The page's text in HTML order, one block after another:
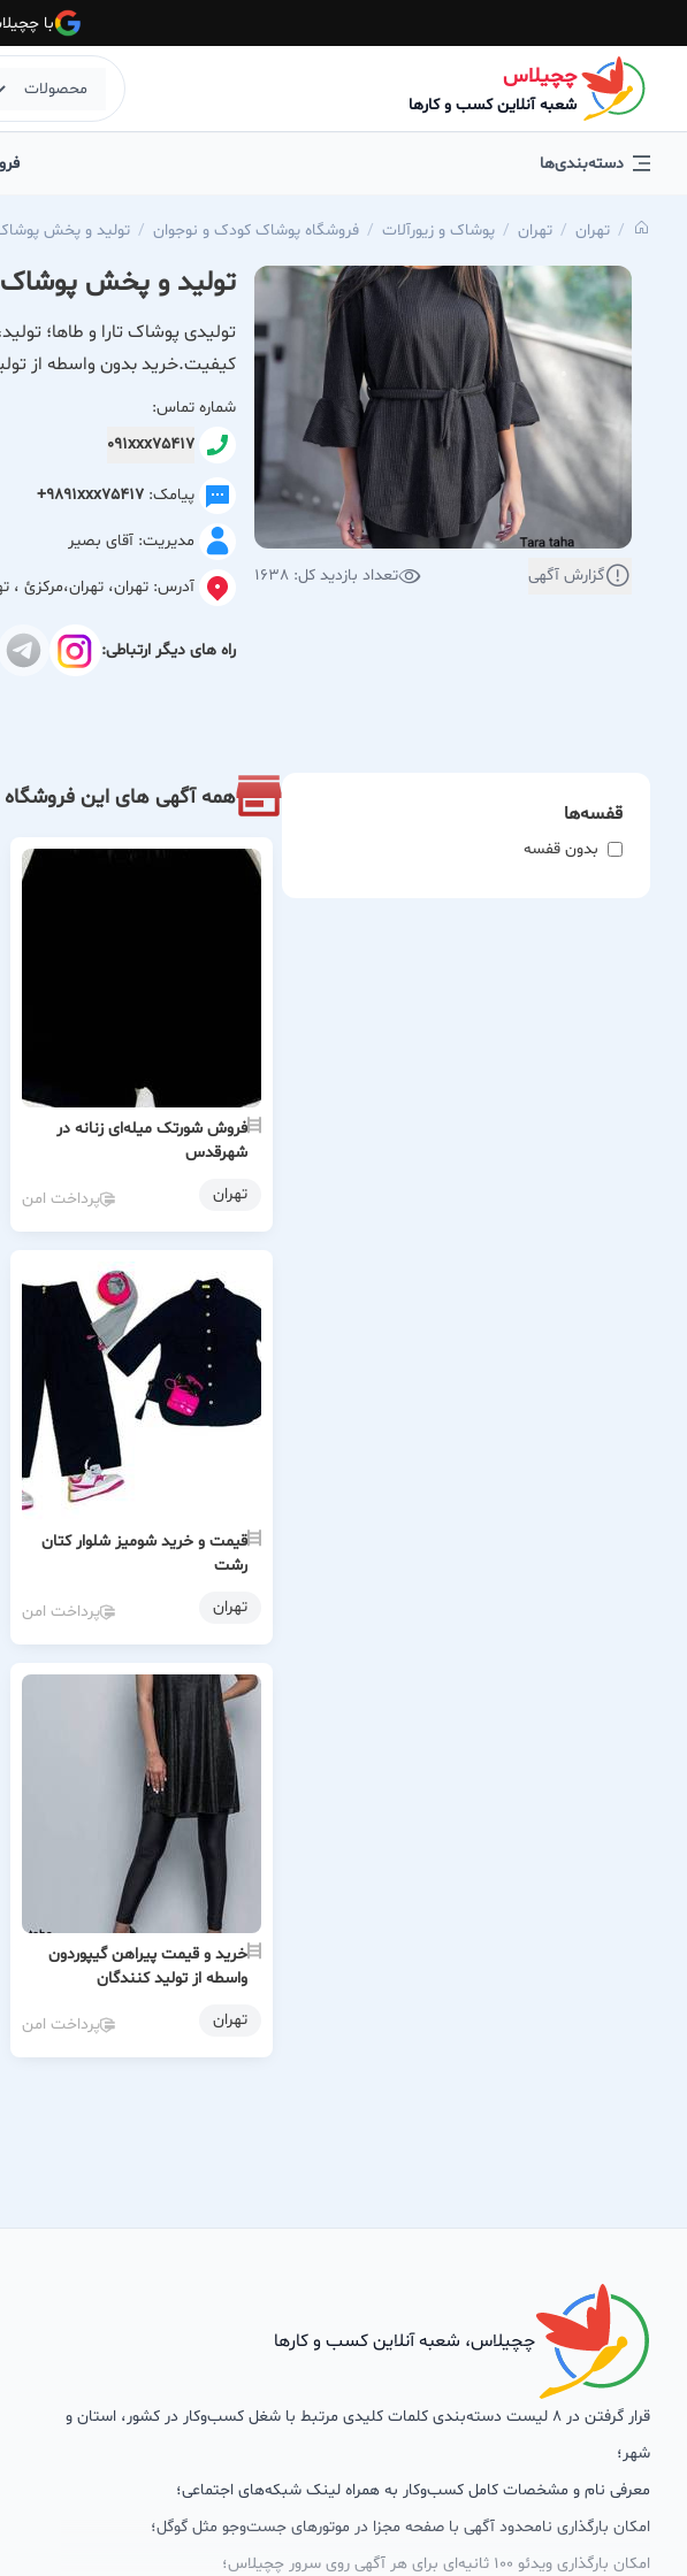
با
چچیلاس
شعبه آنلاین کسب و کارها
دسته‌بندی‌ها
تهران تهران پوشاک و زیورآلات فروشگاه پوشاک کودک و نوجوان تولید و پخش پوشاک
گزارش آگهی تعداد بازدید کل: 1638
تولید و پخش پوشاک
تولیدی پوشاک تارا و طاها؛
کیفیت.خرید بدون واسطه از
شماره تماس:
091xxx75417
پیامک: +9891xxx75417
مدیریت: آقای بصیر
آدرس: تهران، تهران،مركزئ ،
راه های دیگر ارتباطی:
قفسه‌ها
بدون قفسه
همه آگهی های این فروشگاه
فروش شورتک میله‌ای زنانه در
شهرقدس
تهران
پرداخت امن
قیمت و خرید شومیز شلوار کتان
رشت
تهران
پرداخت امن
خرید و قیمت پیراهن گیپوردون
واسطه از تولید کنندگان
تهران
پرداخت امن
چچیلاس، شعبه آنلاین کسب و کارها
قرار گرفتن در 8 لیست دسته‌بندی کلمات کلیدی مرتبط با شغل کسب‌وکار در کشور، استان و
شهر؛
معرفی نام و مشخصات کامل کسب‌وکار به همراه لینک شبکه‌های اجتماعی؛
امکان بارگذاری نامحدود آگهی با صفحه مجزا در موتورهای جست‌وجو مثل گوگل؛
امکان بارگذاری ویدئو 100 ثانیه‌ای برای هر آگهی روی سرور چچیلاس؛